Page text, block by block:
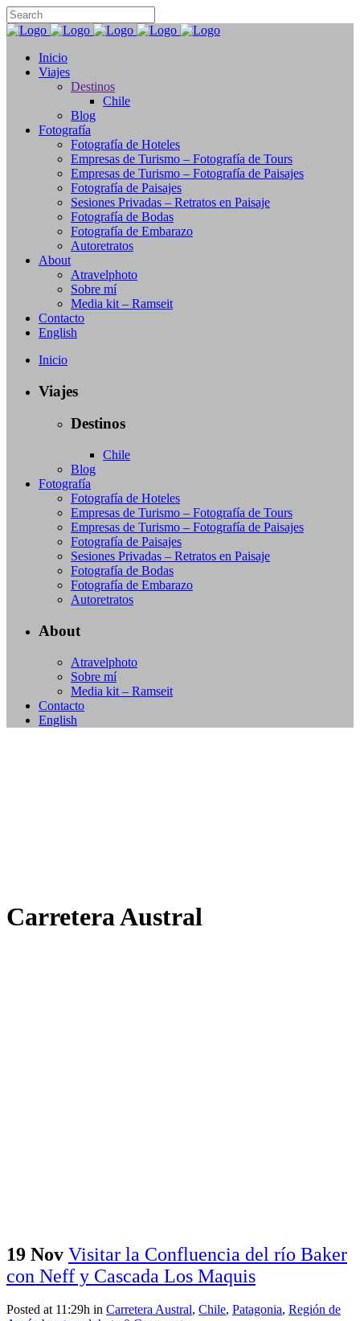
Inicio
Viajes
Destinos
Chile
Blog
Fotografía
Fotografía de Hoteles
Empresas de Turismo – Fotografía de Tours
Empresas de Turismo – Fotografía de Paisajes
Fotografía de Paisajes
Sesiones Privadas – Retratos en Paisaje
Fotografía de Bodas
Fotografía de Embarazo
Autoretratos
About
Atravelphoto
Sobre mí
Media kit – Ramseit
Contacto
English
Inicio
Viajes
Destinos
Chile
Blog
Fotografía
Fotografía de Hoteles
Empresas de Turismo – Fotografía de Tours
Empresas de Turismo – Fotografía de Paisajes
Fotografía de Paisajes
Sesiones Privadas – Retratos en Paisaje
Fotografía de Bodas
Fotografía de Embarazo
Autoretratos
About
Atravelphoto
Sobre mí
Media kit – Ramseit
Contacto
English
Carretera Austral
19 Nov Visitar la Confluencia del río Baker
con Neff y Cascada Los Maquis
Posted at 11:29h in Carretera Austral, Chile, Patagonia, Región de